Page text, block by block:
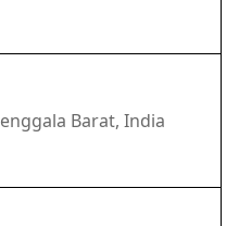
Barat, India